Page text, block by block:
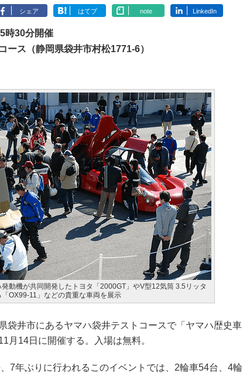
シェア はてブ note LinkedIn
時30分開催
ース（静岡県袋井市村松1771-6）
発動機が共同開発したトヨタ「2000GT」やV型12気筒 3.5リッタ
OX99-11」などの貴重な車両を展示
袋井市にあるヤマハ袋井テストコースで「ヤマハ歴史車
月14日に開催する。入場は無料。
7年ぶりに行われるこのイベントでは、2輪車54台、4輪